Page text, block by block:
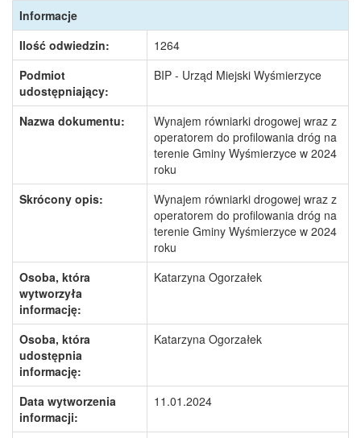
Informacje
Ilość odwiedzin:
1264
Podmiot
udostępniający:
BIP - Urząd Miejski Wyśmierzyce
Nazwa dokumentu:
Wynajem równiarki drogowej wraz z
operatorem do profilowania dróg na
terenie Gminy Wyśmierzyce w 2024
roku
Skrócony opis:
Wynajem równiarki drogowej wraz z
operatorem do profilowania dróg na
terenie Gminy Wyśmierzyce w 2024
roku
Osoba, która
wytworzyła
informację:
Katarzyna Ogorzałek
Osoba, która
udostępnia
informację:
Katarzyna Ogorzałek
Data wytworzenia
informacji:
11.01.2024